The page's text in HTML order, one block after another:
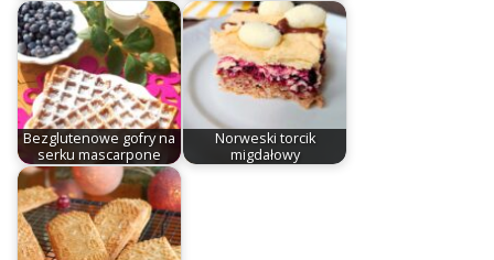
Bezglutenowe gofry na
serku mascarpone
Norweski torcik
migdałowy